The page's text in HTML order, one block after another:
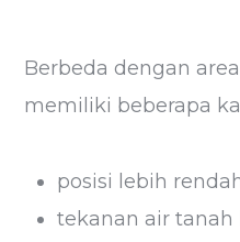
Berbeda dengan
memiliki beberapa
posisi lebih
tekanan air